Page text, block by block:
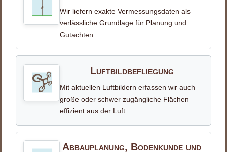
Wir liefern exakte Vermessungsdaten als
verlässliche Grundlage für Planung und
Gutachten.
Luftbildbefliegung
Mit aktuellen Luftbildern erfassen wir auch
große oder schwer zugängliche Flächen
effizient aus der Luft.
Abbauplanung, Bodenkunde und